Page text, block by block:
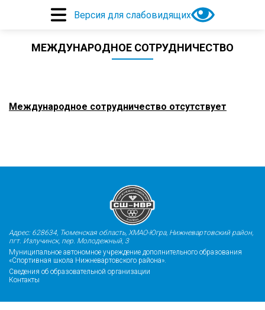
Версия для слабовидящих
МЕЖДУНАРОДНОЕ СОТРУДНИЧЕСТВО
Международное сотрудничество отсутствует
Адрес: 628634, Тюменская область, ХМАО-Югра, Нижневартовский район,
пгт. Излучинск, пер. Молодежный, 3
Муниципальное автономное учреждение дополнительного образования
«Спортивная школа Нижневартовского района».
Сведения об образовательной организации
Контакты